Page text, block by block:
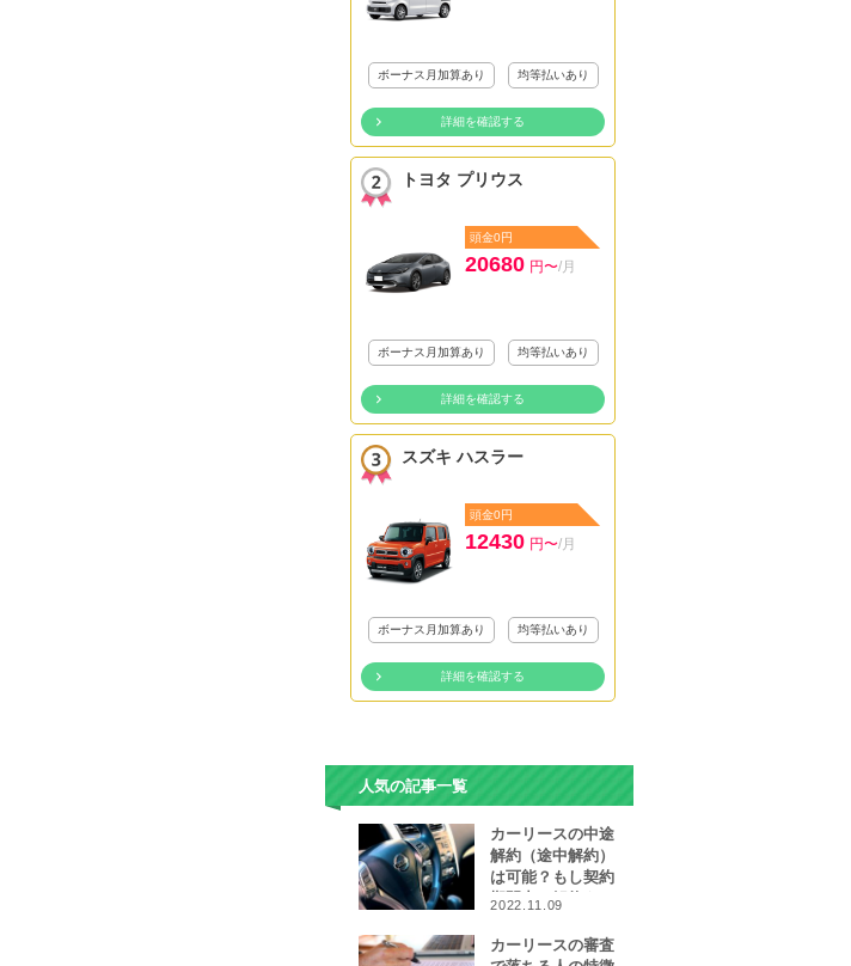
ボーナス月加算あり 均等払いあり
詳細を確認する
トヨタ プリウス
頭金0円
20680 円〜/月
ボーナス月加算あり 均等払いあり
詳細を確認する
スズキ ハスラー
頭金0円
12430 円〜/月
ボーナス月加算あり 均等払いあり
詳細を確認する
人気の記事一覧
カーリースの中途
解約（途中解約）
は可能？もし契約
期間中に解約をし
なったら…
2022.11.09
カーリースの審査